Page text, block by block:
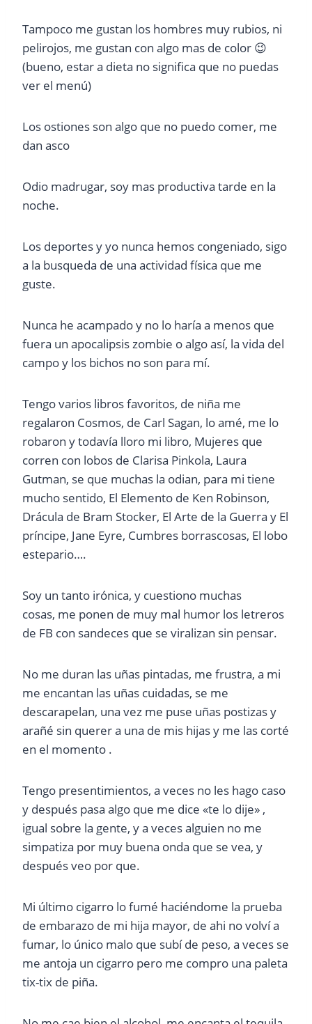
Tampoco me gustan los hombres muy rubios, ni
pelirojos, me gustan con algo mas de color 😉
(bueno, estar a dieta no significa que no puedas
ver el menú)
Los ostiones son algo que no puedo comer, me
dan asco
Odio madrugar, soy mas productiva tarde en la
noche.
Los deportes y yo nunca hemos congeniado, sigo
a la busqueda de una actividad física que me
guste.
Nunca he acampado y no lo haría a menos que
fuera un apocalipsis zombie o algo así, la vida del
campo y los bichos no son para mí.
Tengo varios libros favoritos, de niña me
regalaron Cosmos, de Carl Sagan, lo amé, me lo
robaron y todavía lloro mi libro, Mujeres que
corren con lobos de Clarisa Pinkola, Laura
Gutman, se que muchas la odian, para mi tiene
mucho sentido, El Elemento de Ken Robinson,
Drácula de Bram Stocker, El Arte de la Guerra y El
príncipe, Jane Eyre, Cumbres borrascosas, El lobo
estepario….
Soy un tanto irónica, y cuestiono muchas
cosas, me ponen de muy mal humor los letreros
de FB con sandeces que se viralizan sin pensar.
No me duran las uñas pintadas, me frustra, a mi
me encantan las uñas cuidadas, se me
descarapelan, una vez me puse uñas postizas y
arañé sin querer a una de mis hijas y me las corté
en el momento .
Tengo presentimientos, a veces no les hago caso
y después pasa algo que me dice «te lo dije» ,
igual sobre la gente, y a veces alguien no me
simpatiza por muy buena onda que se vea, y
después veo por que.
Mi último cigarro lo fumé haciéndome la prueba
de embarazo de mi hija mayor, de ahi no volví a
fumar, lo único malo que subí de peso, a veces se
me antoja un cigarro pero me compro una paleta
tix-tix de piña.